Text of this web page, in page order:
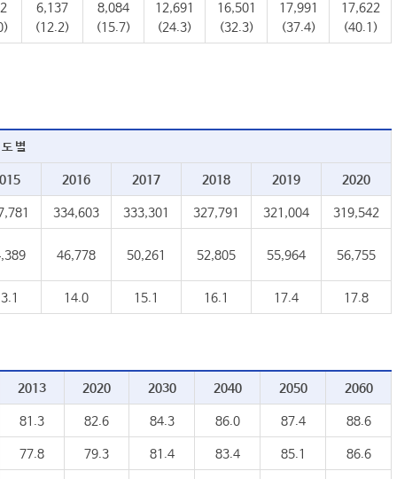
6,137
(12.2)
8,084
(15.7)
12,691
(24.3)
16,501
(32.3)
17,991
(37.4)
17,622
(40.1)
별
2016 2017 2018 2019 2020
334,603 333,301 327,791 321,004 319,542
46,778 50,261 52,805 55,964 56,755
14.0 15.1 16.1 17.4 17.8
2013 2020 2030 2040 2050 2060
81.3 82.6 84.3 86.0 87.4 88.6
77.8 79.3 81.4 83.4 85.1 86.6